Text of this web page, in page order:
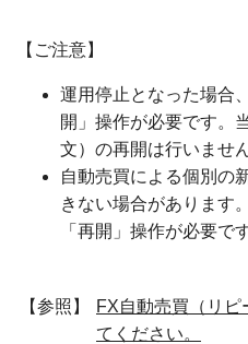
【ご注意】
運用停止となった場合
開」操作が必要です。
文）の再開は行いません
自動売買による個別の
きない場合があります
「再開」操作が必要です
【参照】
FX自動売買（リピ
てください。